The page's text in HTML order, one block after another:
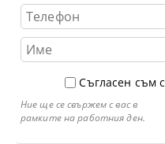
Съгласен съм с
Ние ще се свържем с вас в
рамките на работния ден.